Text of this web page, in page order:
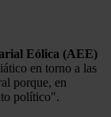
Eólica (AEE)
en torno a las
porque, en
político".